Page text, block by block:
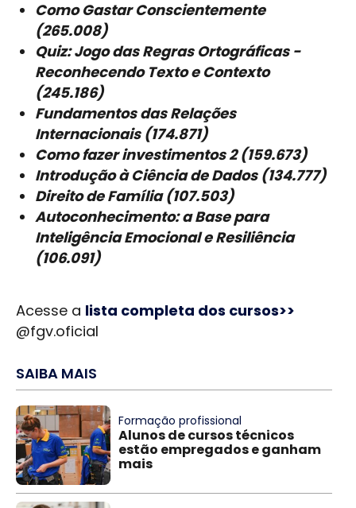
Como Gastar Conscientemente
(265.008)
Quiz: Jogo das Regras Ortográficas -
Reconhecendo Texto e Contexto
(245.186)
Fundamentos das Relações
Internacionais (174.871)
Como fazer investimentos 2 (159.673)
Introdução à Ciência de Dados (134.777)
Direito de Família (107.503)
Autoconhecimento: a Base para
Inteligência Emocional e Resiliência
(106.091)
Acesse a lista completa dos cursos>>
@fgv.oficial
SAIBA MAIS
Formação profissional
Alunos de cursos técnicos
estão empregados e ganham
mais